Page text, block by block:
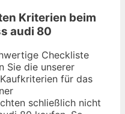
Kriterien beim
audi 80
Checkliste
Sie die unserer
für das
schließlich nicht